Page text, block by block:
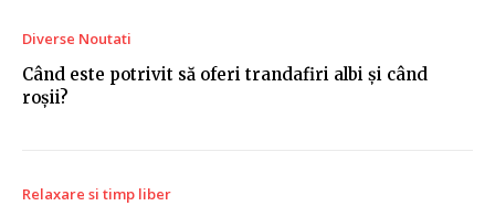
Diverse Noutati
Când este potrivit să oferi trandafiri albi și când
roșii?
Relaxare si timp liber